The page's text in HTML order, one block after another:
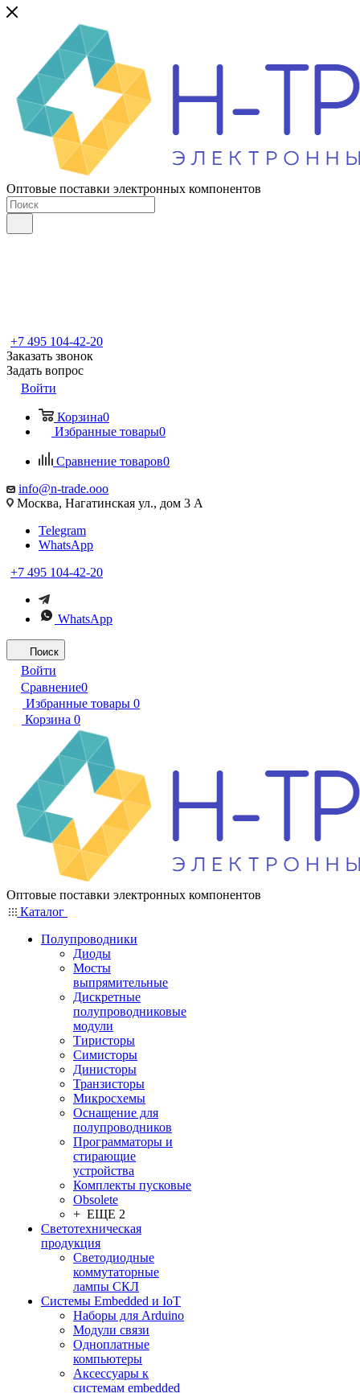
Оптовые поставки электронных компонентов
+7 495 104-42-20
Заказать звонок
Задать вопрос
Войти
Корзина0
Избранные товары0
Сравнение товаров0
info@n-trade.ooo
Москва, Нагатинская ул., дом 3 А
Telegram
WhatsApp
+7 495 104-42-20
WhatsApp
Поиск
Войти
Сравнение0
Избранные товары 0
Корзина 0
Оптовые поставки электронных компонентов
Каталог
Полупроводники
Диоды
Мосты
выпрямительные
Дискретные
полупроводниковые
модули
Тиристоры
Симисторы
Динисторы
Транзисторы
Микросхемы
Оснащение для
полупроводников
Программаторы и
стирающие
устройства
Комплекты пусковые
Obsolete
+ ЕЩЕ 2
Светотехническая
продукция
Светодиодные
коммутаторные
лампы СКЛ
Системы Embedded и IoT
Наборы для Arduino
Модули связи
Одноплатные
компьютеры
Аксессуары к
системам embedded